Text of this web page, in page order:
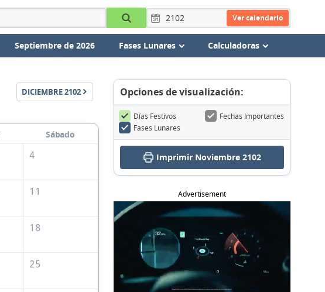
Ver calendario
Septiembre de 2026 Fases Lunares Calculadoras
DICIEMBRE2102
Sábado
4
11
18
25
Opciones de visualización:
Días Festivos
Fechas Importantes
Fases Lunares
Imprimir Noviembre 2102
Advertisement